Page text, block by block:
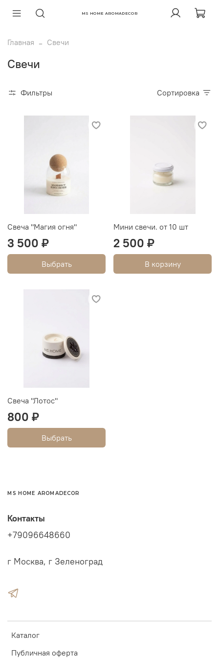
MS HOME AROMADECOR
Главная Свечи
Свечи
Фильтры Сортировка
Свеча "Магия огня"
3 500 ₽
Выбрать
Мини свечи. от 10 шт
2 500 ₽
В корзину
Свеча "Лотос"
800 ₽
Выбрать
MS HOME AROMADECOR
Каталог
Публичная оферта
Контакты
+79096648660
г Москва, г Зеленоград